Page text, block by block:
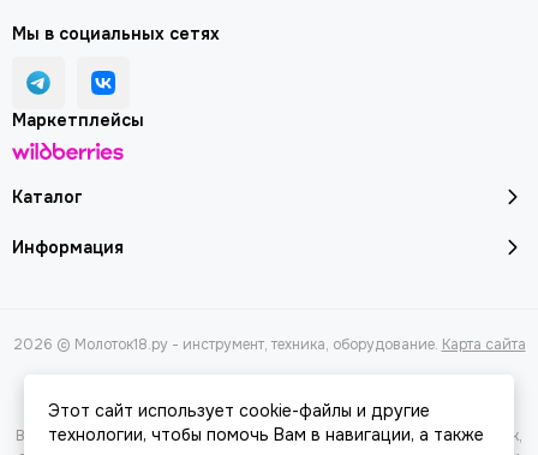
Каталог
Информация
Мы в социальных сетях
Маркетплейсы
2026 © Молоток18.ру - инструмент, техника, оборудование. Карта сайта
Вся представленная на сайте информация, касающаяся характеристик,
Этот сайт использует cookie-файлы и другие
технологии, чтобы помочь Вам в навигации, а также